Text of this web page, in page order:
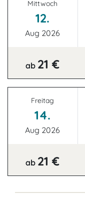
Mittwoch
12.
Aug 2026
ab 21 €
Freitag
14.
Aug 2026
ab 21 €